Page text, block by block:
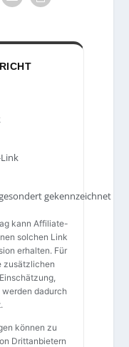
gekennzeichnet
kann Affiliate-
solchen Link
erhalten. Für
zusätzlichen
dadurch
können zu
Drittanbietern